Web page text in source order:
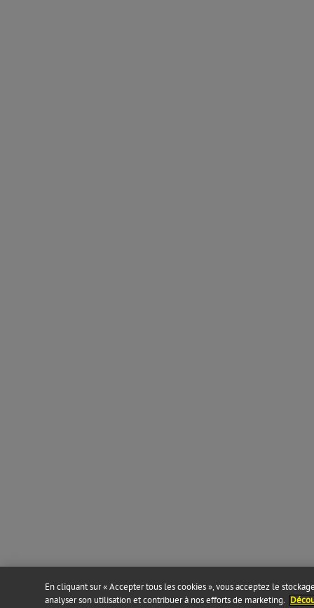
En cliquant sur « Accepter tous les cookies », vous acceptez le
analyser son utilisation et contribuer à nos efforts de marketing.